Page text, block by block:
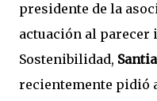
presidente de la
actuación al parecer
Sostenibilidad,
recientemente pidió